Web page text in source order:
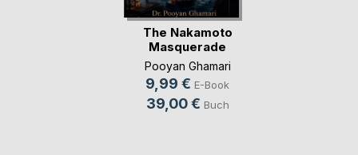
The Nakamoto
Masquerade
Pooyan Ghamari
9,99 € E-Book
39,00 € Buch